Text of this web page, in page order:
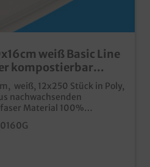
weiß Basic Line
kompostierbar
weiß, 12x250 Stück in Poly,
Material 100%
den Einsatz
Recyclingmaterial oder
hergestellt. Dadurch